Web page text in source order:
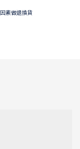
素做退換貨